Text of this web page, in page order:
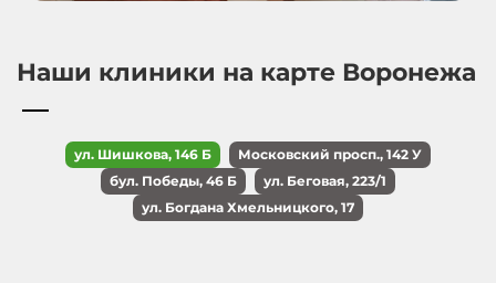
Наши клиники на карте Воронежа
ул. Шишкова, 146 Б
Московский просп., 142 У
бул. Победы, 46 Б
ул. Беговая, 223/1
ул. Богдана Хмельницкого, 17